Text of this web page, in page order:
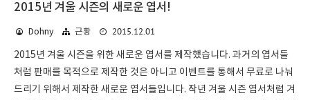
2015년 겨울 시즌의 새로운 엽서!
Dohny 근황 2015.12.01
2015년 겨울 시즌을 위한 새로운 엽서를 제작했습니다. 과거의 엽서들
처럼 판매를 목적으로 제작한 것은 아니고 이벤트를 통해서 무료로 나눠
드리기 위해서 제작한 새로운 엽서들입니다. 작년 겨울 시즌 엽서처럼 겨